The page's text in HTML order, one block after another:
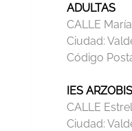
ADULTAS
CALLE
Ciudad:
Código
IES
CALLE
Ciudad: